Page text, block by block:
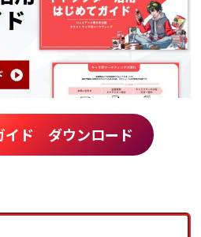
イド ダウンロード